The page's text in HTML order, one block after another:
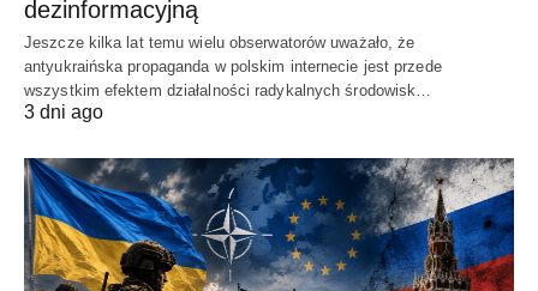
dezinformacyjną
Jeszcze kilka lat temu wielu obserwatorów uważało, że
antyukraińska propaganda w polskim internecie jest przede
wszystkim efektem działalności radykalnych środowisk…
3 dni ago